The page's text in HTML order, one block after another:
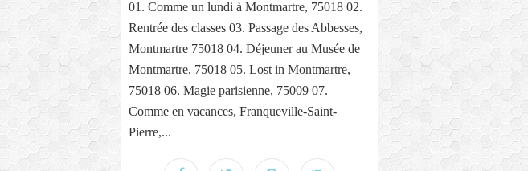
01. Comme un lundi à Montmartre, 75018 02.
Rentrée des classes 03. Passage des Abbesses,
Montmartre 75018 04. Déjeuner au Musée de
Montmartre, 75018 05. Lost in Montmartre,
75018 06. Magie parisienne, 75009 07.
Comme en vacances, Franqueville-Saint-
Pierre,...